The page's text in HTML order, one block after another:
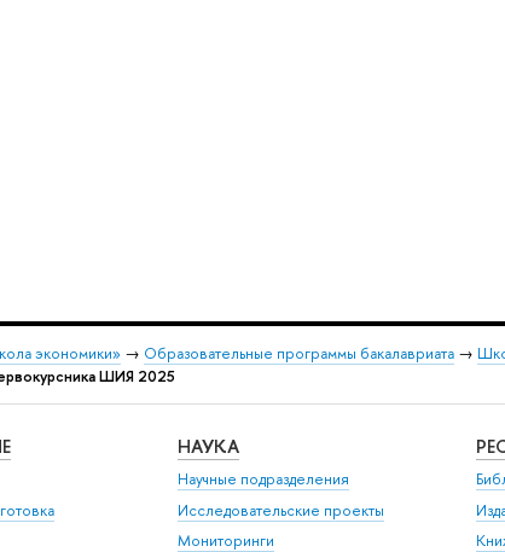
экономики» → Образовательные программы бакалавриата→
ШИЯ 2025
НАУКА
Научные подразделения
Исследовательские проекты
Мониторинги